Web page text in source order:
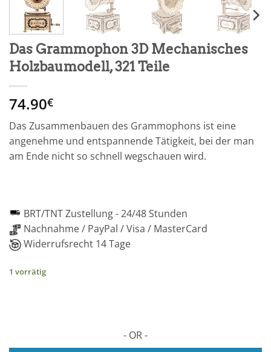
Das Grammophon 3D Mechanisches
Holzbaumodell, 321 Teile
74.90€
Das Zusammenbauen des Grammophons ist eine
angenehme und entspannende Tätigkeit, bei der man
am Ende nicht so schnell wegschauen wird.
BRT/TNT Zustellung -24/48 Stunden
Nachnahme / PayPal / Visa / MasterCard
Widerrufsrecht 14 Tage
1 vorrätig
- OR -